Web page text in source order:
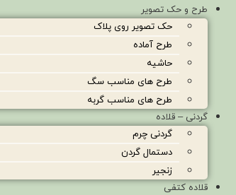
طرح و حک تصویر
حک تصویر روی پلاک
طرح آماده
حاشیه
طرح های مناسب سگ
طرح های مناسب گربه
گردنی – قلاده
گردنی چرم
دستمال گردن
زنجیر
قلاده کتفی